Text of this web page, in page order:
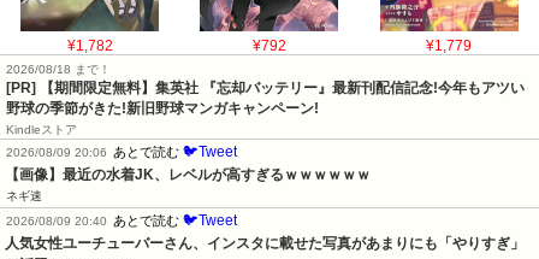
¥1,782 ¥792 ¥1,779
2026/08/18 まで！
[PR] 【期間限定無料】集英社 『忘却バッテリー』最新刊配信記念!今年もアツい
野球の季節がきた!新旧野球マンガキャンペーン!
Kindleストア
2026/08/09 20:06
あとで読む 🐦Tweet
【画像】最近の水着JK、レベルが高すぎるｗｗｗｗｗｗ
ネギ速
2026/08/09 20:40
あとで読む 🐦Tweet
人気女性ユーチューバーさん、インスタに載せた写真があまりにも「やりすぎ」